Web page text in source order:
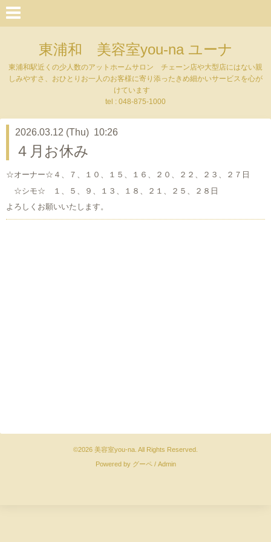
東浦和 美容室you-na ユーナ
東浦和駅近くの少人数のアットホームサロン チェーン店や大型店にはない親
しみやすさ、おひとりお一人のお客様に寄り添ったきめ細かいサービスを心が
けています
tel : 048-875-1000
2026.03.12 (Thu) 10:26
４月お休み
☆オーナー☆４、７、１０、１５、１６、２０、２２、２３、２７日
☆シモ☆ １、５、９、１３、１８、２１、２５、２８日
よろしくお願いいたします。
©2026 美容室you-na . All Rights Reserved.
Powered by グーペ/ Admin